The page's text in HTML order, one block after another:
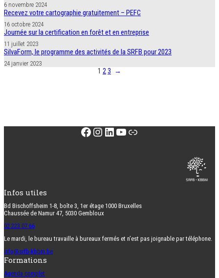
6 novembre 2024
Recevez votre cartographie gratuitement – PEFC
16 octobre 2024
Journée sur la certification en forêt et en entreprise
11 juillet 2023
SilvaForm, le programme des activités de la SRFB pour 2023
24 janvier 2023
1 2 3 →
Facebook
Instagram
LinkedIn
YouTube
Lien
Infos utiles
Bd Bischoffsheim 1-8, boîte 3, 1er étage 1000 Bruxelles
Chaussée de Namur 47, 5030 Gembloux
02 223 07 66
Le mardi, le bureau travaille à bureaux fermés et n’est pas joignable par téléphone.
info@srfb-kbbm.be
Formations
Agenda complet